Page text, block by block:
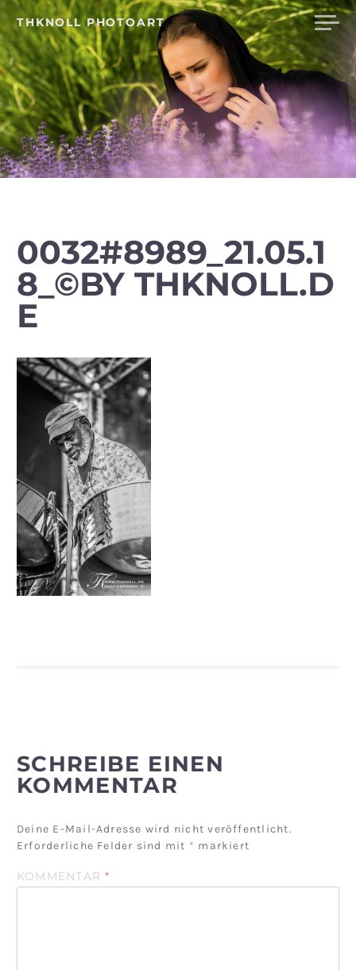
Skip
to
content
THKNOLL PHOTOART
0032#8989_21.05.1
8_©BY THKNOLL.D
E
SCHREIBE EINEN
KOMMENTAR
Deine E-Mail-Adresse wird nicht veröffentlicht.
Erforderliche Felder sind mit * markiert
KOMMENTAR*